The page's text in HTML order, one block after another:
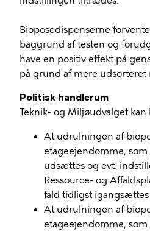
Bioposedispenserne
baggrund af testen og
have en positiv effekt på
på grund af mere udsorteret
Politisk handlerum
Teknik- og Miljøudvalget kan
At udrulningen af
etageejendomme, som
udsættes og evt.
Ressource- og
fald tidligst
At udrulningen af
etageejendomme, som